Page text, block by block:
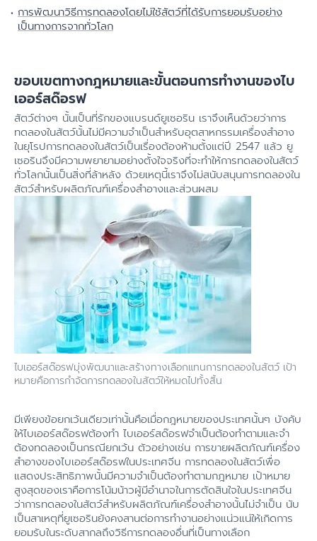
การพัฒนาวิธีการทดลองโดยไม่ใช้สัตว์ที่ได้รับการยอมรับอย่าง
เป็นทางการจากทั่วโลก
ขอบเขตทางกฎหมายและขั้นตอนการทำงานของไบ
เออร์สด๊อรฟ
ไบเออร์สด๊อรฟมุ่งพัฒนาและสร้างทางเลือกแทนการทดลองในสัตว์ เป้า
หมายคือการกำจัดการทดลองในสัตว์ให้หมดไปทั้งสิ้น
สัตว์ต่างๆ นั้นเป็นที่รักของแบรนด์ยูเซอริน เราจึงเห็นด้วยว่าการ
ทดลองในสัตว์นั้นไม่มีความจำเป็นสำหรับอุตสาหกรรมเครื่องสำอาง
ในยุโรปการทดลองในสัตว์เป็นเรื่องต้องห้ามตั้งแต่ปี 2547 แล้ว ยู
เซอรินจึงมีความพยายามอย่างตั้งใจจริงที่จะทำให้การทดลองในสัตว์
ทั่วโลกนั้นเป็นสิ่งที่ล้าหลัง ด้วยเหตุนี้เราจึงไม่สนับสนุนการทดลองใน
สัตว์สำหรับผลิตภัณฑ์เครื่องสำอางและส่วนผสม
มีเพียงข้อยกเว้นเดียวเท่านั้นคือเมื่อกฎหมายของประเทศนั้นๆ บังคับ
ให้ไบเออร์สด๊อรฟต้องทำ ไบเออร์สด๊อรฟจำเป็นต้องทำตามและจำ
ต้องทดลองเป็นกรณียกเว้น ตัวอย่างเช่น การขายผลิตภัณฑ์เครื่อง
สำอางของไบเออร์สด๊อรฟในประเทศจีน การทดลองในสัตว์เพื่อ
แสดงประสิทธิภาพนั้นมีความจำเป็นต้องทำตามกฎหมาย เป้าหมาย
สูงสุดของเราคือการโน้มน้าวผู้มีอำนาจในการตัดสินใจในประเทศจีน
ว่าการทดลองในสัตว์สำหรับผลิตภัณฑ์เครื่องสำอางนั้นไม่จำเป็น นับ
เป็นสาเหตุที่ยูเซอรินยังคงสานต่อการทำงานอย่างแน่วแน่ให้เกิดการ
ยอมรับในระดับสากลถึงวิธีการทดลองอื่นที่เป็นทางเลือก